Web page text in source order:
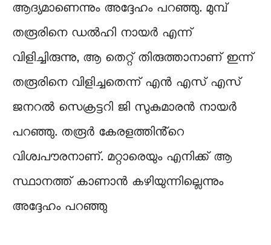
ആദ്യമാണെന്നും അദ്ദേഹം പറഞ്ഞു. മുമ്പ്
തരൂരിനെ ഡൽഹി നായർ എന്ന്
വിളിച്ചിരുന്നു, ആ തെറ്റ് തിരുത്താനാണ് ഇന്ന്
തരൂരിനെ വിളിച്ചതെന്ന് എന്‍ എസ് എസ്
ജനറല്‍ സെക്രട്ടറി ജി സുകുമാരന്‍ നായര്‍
പറഞ്ഞു. തരൂർ കേരളത്തിൻ്റെ
വിശ്വപൗരനാണ്. മറ്റാരെയും എനിക്ക് ആ
സ്ഥാനത്ത് കാണാൻ കഴിയുന്നില്ലെന്നും
അദ്ദേഹം പറഞ്ഞു